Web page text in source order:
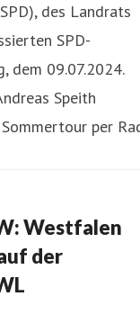
des Landrats
SPD-
dem 09.07.2024.
Speith
per
Westfalen
der